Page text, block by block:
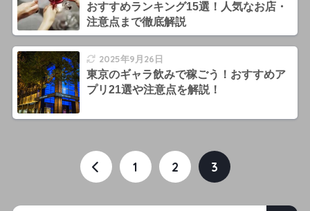
おすすめランキング15選！人気なお店・
注意点まで徹底解説
2025年9月26日
東京のギャラ飲みで稼ごう！おすすめア
プリ21選や注意点を解説！
1 2 3